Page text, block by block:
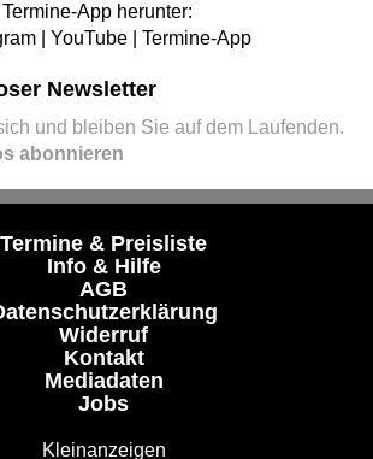
App herunter:
YouTube Termine-App
Newsletter
und bleiben Sie auf dem Laufenden.
abonnieren
Termine & Preisliste
Info & Hilfe
AGB
Widerruf
Kontakt
Mediadaten
Jobs
Kleinanzeigen